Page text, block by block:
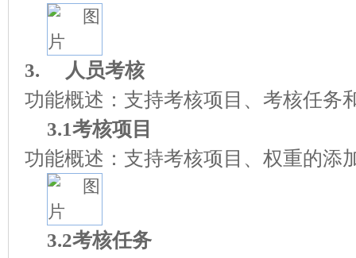
3.
人员考核
功能概述：支持考核项目、考核任务
3.1考核项目
功能概述：支持考核项目、权重的添
3.2考核任务